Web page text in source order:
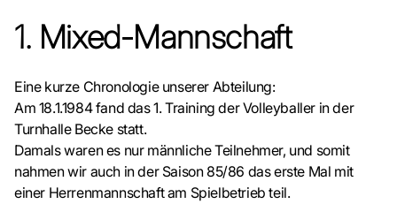
1. Mixed-Mannschaft
Eine kurze Chronologie unserer Abteilung:
Am 18.1.1984 fand das 1. Training der Volleyballer in der
Turnhalle Becke statt.
Damals waren es nur männliche Teilnehmer, und somit
nahmen wir auch in der Saison 85/86 das erste Mal mit
einer Herrenmannschaft am Spielbetrieb teil.